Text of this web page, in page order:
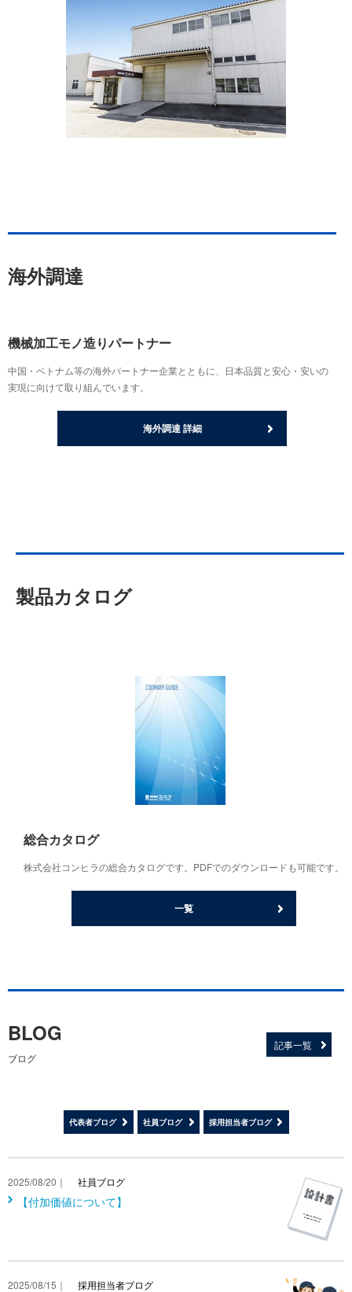
海外調達
機械加工モノ造りパートナー
中国・ベトナム等の海外パートナー企業とともに、日本品質と安心・安いの
実現に向けて取り組んでいます。
海外調達 詳細
製品カタログ
総合カタログ
株式会社コンヒラの総合カタログです。PDFでのダウンロードも可能です。
一覧
BLOG
ブログ
記事一覧
代表者ブログ 社員ブログ 採用担当者ブログ
2025/08/20｜ 社員ブログ
【付加価値について】
2025/08/15｜ 採用担当者ブログ